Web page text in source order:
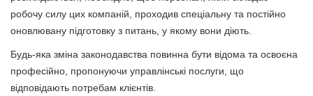
робочу силу цих компаній, проходив спеціальну та постійно
оновлювану підготовку з питань, у якому вони діють.
Будь-яка зміна законодавства повинна бути відома та освоєна
професійно, пропонуючи управлінські послуги, що
відповідають потребам клієнтів.